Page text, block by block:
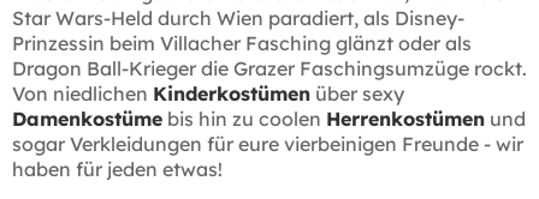
Star Wars-Held durch Wien paradiert, als Disney-
Prinzessin beim Villacher Fasching glänzt oder als
Dragon Ball-Krieger die Grazer Faschingsumzüge rockt.
Von niedlichen Kinderkostümen über sexy
Damenkostüme bis hin zu coolen Herrenkostümen und
sogar Verkleidungen für eure vierbeinigen Freunde - wir
haben für jeden etwas!